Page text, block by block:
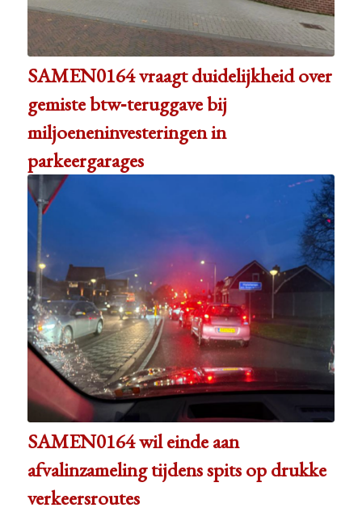
SAMEN0164 vraagt duidelijkheid over
gemiste btw‑teruggave bij
miljoeneninvesteringen in
parkeergarages
SAMEN0164 wil einde aan
afvalinzameling tijdens spits op drukke
verkeersroutes